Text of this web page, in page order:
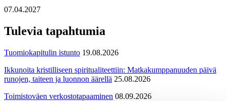
07.04.2027
Tulevia tapahtumia
Tuomiokapitulin istunto 19.08.2026
Ikkunoita kristilliseen spiritualiteettiin: Matkakumppanuuden päivä
runojen, taiteen ja luonnon äärellä 25.08.2026
Toimistoväen verkostotapaaminen 08.09.2026